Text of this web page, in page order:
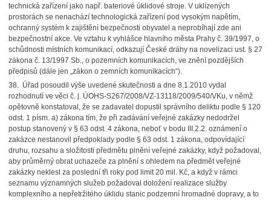
technická zařízení jako např. bateriové úklidové stroje. V uklízených
prostorách se nenachází technologická zařízení pod vysokým napětím,
ochranný systém k zajištění bezpečnosti obyvatel a neprobíhají zde ani
bezpečnostní akce. Ve vztahu k vyhlášce hlavního města Prahy č. 39/1997, o
schůdnosti místních komunikací, odkazují České dráhy na novelizaci ust. § 27
zákona č. 13/1997 Sb., o pozemních komunikacích, ve znění pozdějších
předpisů (dále jen „zákon o zemních komunikacích“).
38. Úřad posoudil výše uvedené skutečnosti a dne 8.1.2010 vydal
rozhodnutí ve věci č. j. ÚOHS-S267/2008/VZ-13118/2009/540/VKu, v němž
opětovně konstatoval, že se zadavatel dopustil správního deliktu podle § 120
odst. 1 písm. a) zákona tím, že při zadávání veřejné zakázky nedodržel
postup stanovený v § 63 odst. 4 zákona, neboť v bodu III.2.2. oznámení o
zakázce nestanovil předpoklady podle § 63 odst. 1 zákona, odpovídající
druhu, rozsahu a složitosti předmětu plnění veřejné zakázky, když požadoval,
aby průměrný obrat uchazeče za plnění s ohledem na předmět veřejné
zakázky neklesl za poslední tři roky pod limit 20 mil. Kč, a když v rámci
seznamu významných služeb požadoval doložení realizace služby
komplexního a nepřetržitého úklidu stanic podzemní hromadné dopravy, a to